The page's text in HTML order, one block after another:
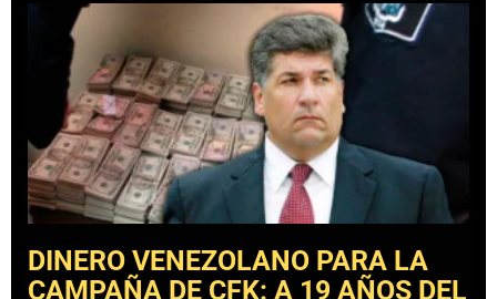
DINERO VENEZOLANO PARA LA
CAMPAÑA DE CFK: A 19 AÑOS DEL